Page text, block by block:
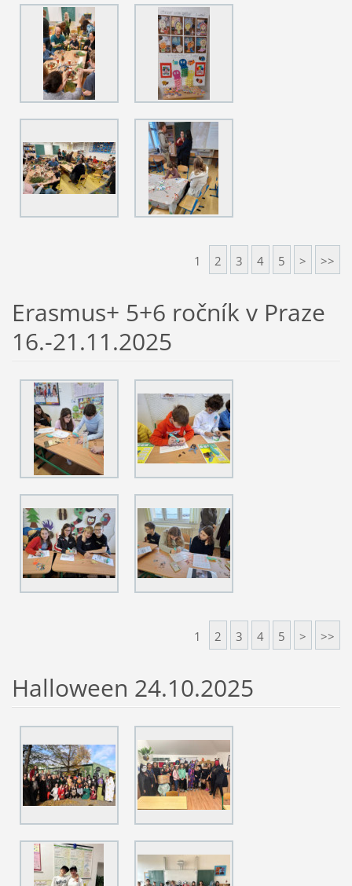
1 2 3 4 5 > >>
Erasmus+ 5+6 ročník v Praze
16.-21.11.2025
1 2 3 4 5 > >>
Halloween 24.10.2025